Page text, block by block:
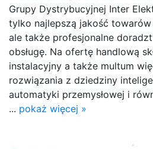
Grupy Dystrybucyjnej Inter
tylko najlepszą jakość towarów
ale także profesjonalne
obsługę. Na ofertę handlową
instalacyjny a także multum
rozwiązania z dziedziny
automatyki przemysłowej i
... pokaż więcej »